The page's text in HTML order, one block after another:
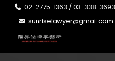
02-2775-1363 / 03-338-3693
sunriselawyer@gmail.com